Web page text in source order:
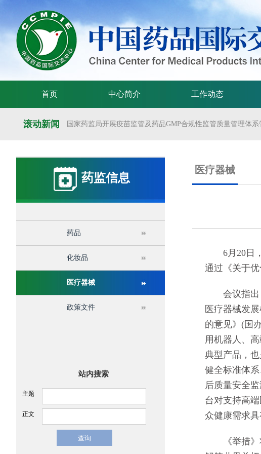
首页 中心简介 工作动态
滚动新闻 国家药监局开展疫苗监管及药品GMP合规性监管质量管理体系
国家药监局药审中心关于发布《预防用mRNA疫苗临床试验技
国家药监局药审中心关于发布《关于开发适宜药品包装规格的
国家药监局 国家卫生健康委 国家中医药局 国家疾控局关于发
关于举办第十六届中国医疗器械监督管理国际会议的通知
药监信息
药品
化妆品
医疗器械
政策文件
站内搜索
主题
正文
医疗器械
6月20日，
通过《关于
会议指出，
医疗器械发
的意见》(国
用机器人、
典型产品，
健全标准体
后质量安全
台对支持高
众健康需求
《举措》将